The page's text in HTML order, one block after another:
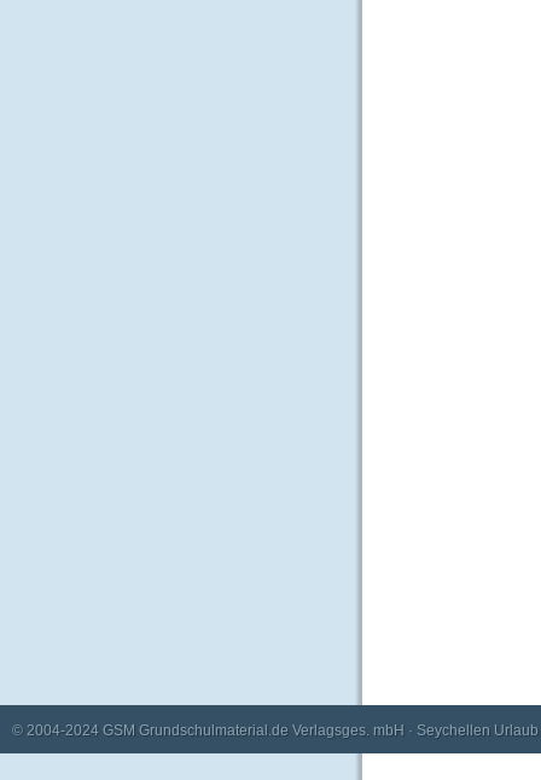
© 2004-2024 GSM Grundschulmaterial.de Verlagsges. mbH · Seychellen Urlaub